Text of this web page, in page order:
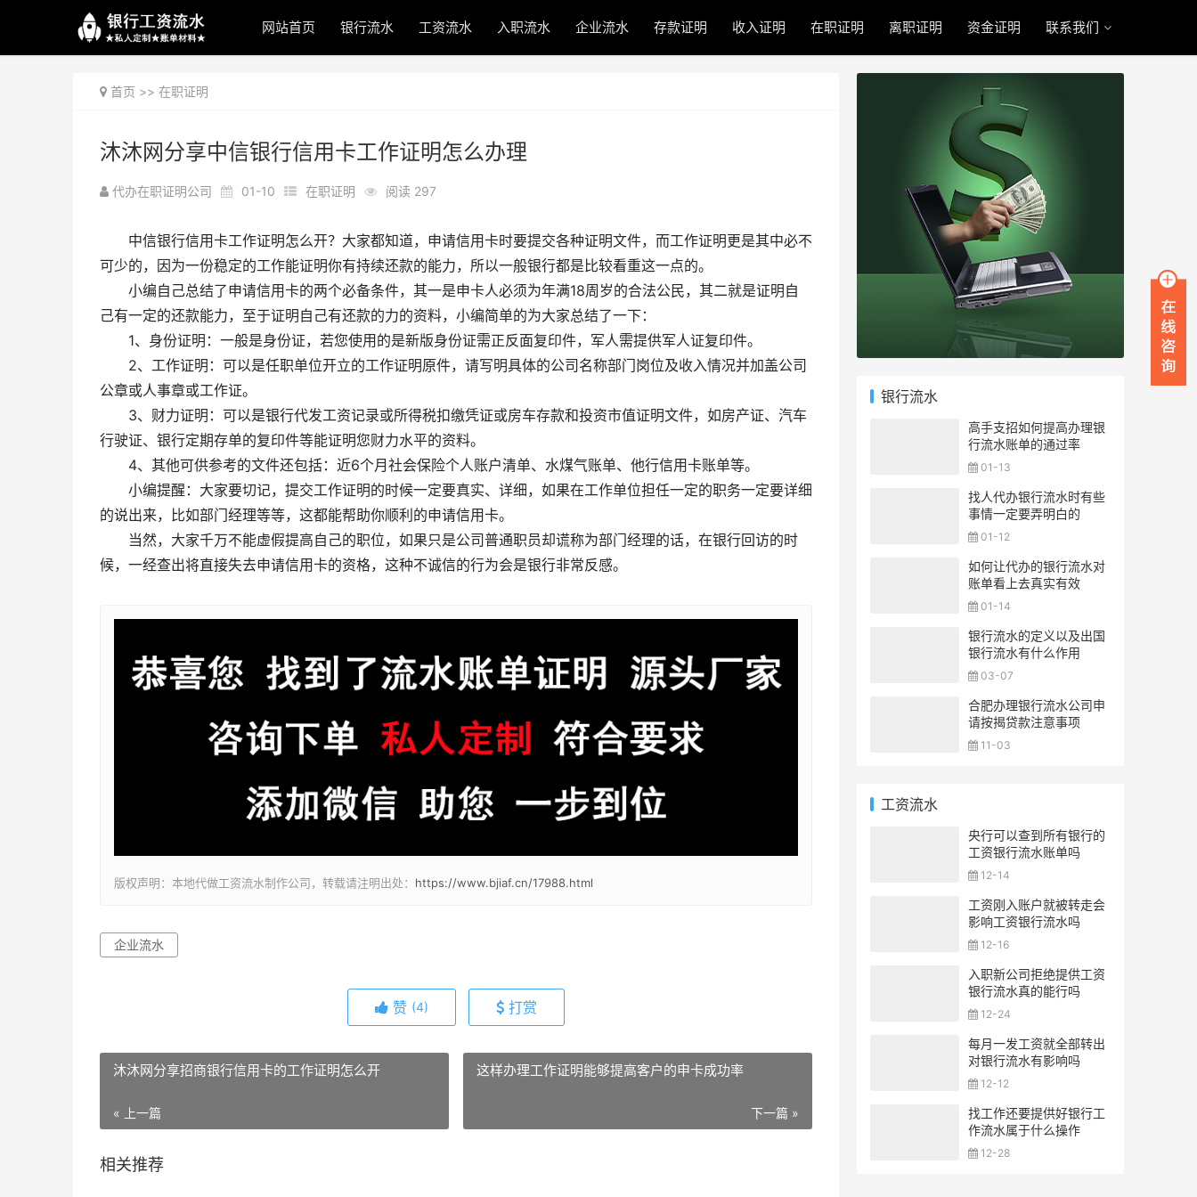
网站首页 银行流水 工资流水 入职流水 企业流水 存款证明 收入证明 在职证明 离职证明 资金证明 联系我们
首页 >> 在职证明
沐沐网分享中信银行信用卡工作证明怎么办理
代办在职证明公司 01-10 在职证明 阅读 297
中信银行信用卡工作证明怎么开？大家都知道，申请信用卡时要提交各种证明文件，而工作证明更是其中必不
可少的，因为一份稳定的工作能证明你有持续还款的能力，所以一般银行都是比较看重这一点的。
小编自己总结了申请信用卡的两个必备条件，其一是申卡人必须为年满18周岁的合法公民，其二就是证明自
己有一定的还款能力，至于证明自己有还款的力的资料，小编简单的为大家总结了一下：
1、身份证明：一般是身份证，若您使用的是新版身份证需正反面复印件，军人需提供军人证复印件。
2、工作证明：可以是任职单位开立的工作证明原件，请写明具体的公司名称部门岗位及收入情况并加盖公司
公章或人事章或工作证。
3、财力证明：可以是银行代发工资记录或所得税扣缴凭证或房车存款和投资市值证明文件，如房产证、汽车
行驶证、银行定期存单的复印件等能证明您财力水平的资料。
4、其他可供参考的文件还包括：近6个月社会保险个人账户清单、水煤气账单、他行信用卡账单等。
小编提醒：大家要切记，提交工作证明的时候一定要真实、详细，如果在工作单位担任一定的职务一定要详细
的说出来，比如部门经理等等，这都能帮助你顺利的申请信用卡。
当然，大家千万不能虚假提高自己的职位，如果只是公司普通职员却谎称为部门经理的话，在银行回访的时
候，一经查出将直接失去申请信用卡的资格，这种不诚信的行为会是银行非常反感。
版权声明：本地代做工资流水制作公司，转载请注明出处： https://www.bjiaf.cn/17988.html
企业流水
赞 (4) 打赏
沐沐网分享招商银行信用卡的工作证明怎么开
« 上一篇
这样办理工作证明能够提高客户的申卡成功率
下一篇 »
相关推荐
银行流水
高手支招如何提高办理银
行流水账单的通过率
01-13
找人代办银行流水时有些
事情一定要弄明白的
01-12
如何让代办的银行流水对
账单看上去真实有效
01-14
银行流水的定义以及出国
银行流水有什么作用
03-07
合肥办理银行流水公司申
请按揭贷款注意事项
11-03
工资流水
央行可以查到所有银行的
工资银行流水账单吗
12-14
工资刚入账户就被转走会
影响工资银行流水吗
12-16
入职新公司拒绝提供工资
银行流水真的能行吗
12-24
每月一发工资就全部转出
对银行流水有影响吗
12-12
找工作还要提供好银行工
作流水属于什么操作
12-28